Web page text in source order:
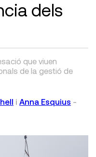
dels
que viuen
de la gestió de
i Anna Esquius -